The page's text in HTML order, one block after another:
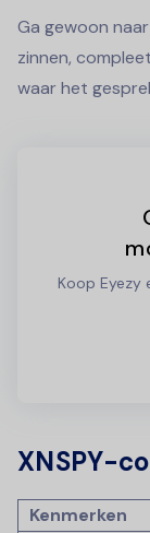
Ga gewoon
zinnen,
waar het
Koop Eyezy
XNSPY-
Kenmerken